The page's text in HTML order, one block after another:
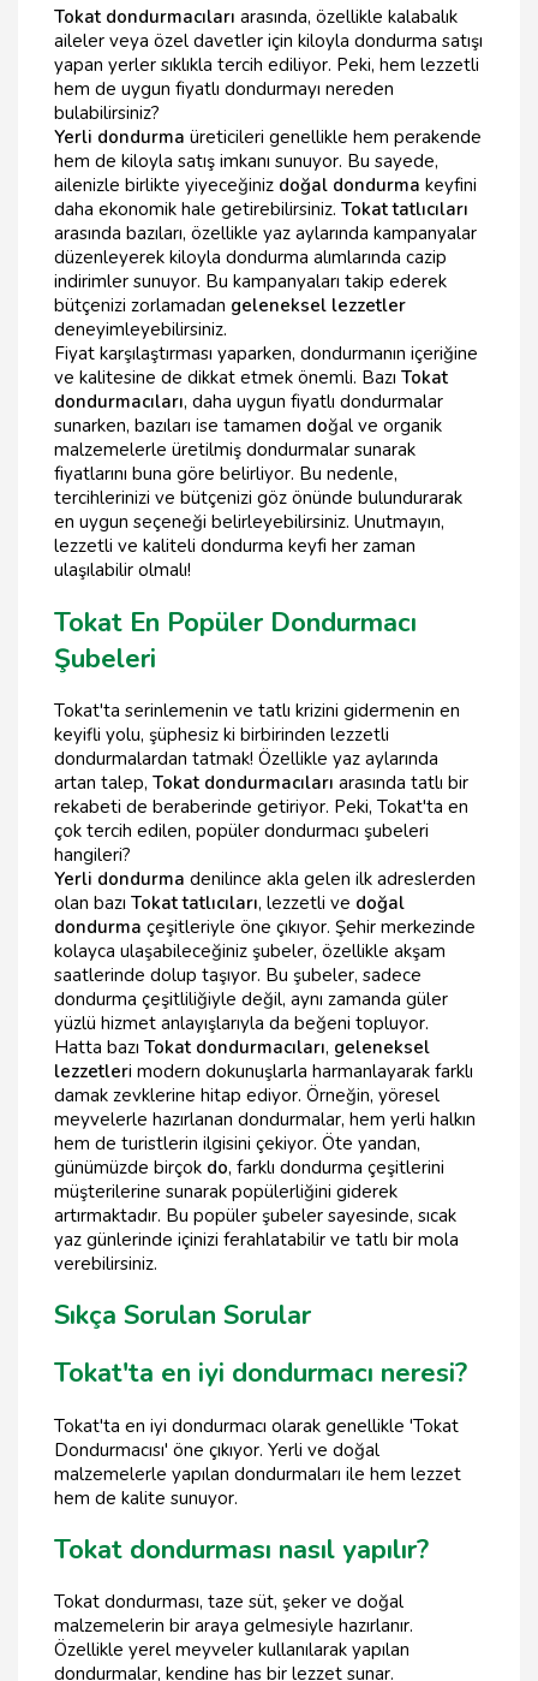
Tokat dondurmacıları arasında, özellikle kalabalık
aileler veya özel davetler için kiloyla dondurma satışı
yapan yerler sıklıkla tercih ediliyor. Peki, hem lezzetli
hem de uygun fiyatlı dondurmayı nereden
bulabilirsiniz?
Yerli dondurma üreticileri genellikle hem perakende
hem de kiloyla satış imkanı sunuyor. Bu sayede,
ailenizle birlikte yiyeceğiniz doğal dondurma keyfini
daha ekonomik hale getirebilirsiniz. Tokat tatlıcıları
arasında bazıları, özellikle yaz aylarında kampanyalar
düzenleyerek kiloyla dondurma alımlarında cazip
indirimler sunuyor. Bu kampanyaları takip ederek
bütçenizi zorlamadan geleneksel lezzetler
deneyimleyebilirsiniz.
Fiyat karşılaştırması yaparken, dondurmanın içeriğine
ve kalitesine de dikkat etmek önemli. Bazı Tokat
dondurmacıları, daha uygun fiyatlı dondurmalar
sunarken, bazıları ise tamamen doğal ve organik
malzemelerle üretilmiş dondurmalar sunarak
fiyatlarını buna göre belirliyor. Bu nedenle,
tercihlerinizi ve bütçenizi göz önünde bulundurarak
en uygun seçeneği belirleyebilirsiniz. Unutmayın,
lezzetli ve kaliteli dondurma keyfi her zaman
ulaşılabilir olmalı!
Tokat En Popüler Dondurmacı
Şubeleri
Tokat'ta serinlemenin ve tatlı krizini gidermenin en
keyifli yolu, şüphesiz ki birbirinden lezzetli
dondurmalardan tatmak! Özellikle yaz aylarında
artan talep, Tokat dondurmacıları arasında tatlı bir
rekabeti de beraberinde getiriyor. Peki, Tokat'ta en
çok tercih edilen, popüler dondurmacı şubeleri
hangileri?
Yerli dondurma denilince akla gelen ilk adreslerden
olan bazı Tokat tatlıcıları, lezzetli ve doğal
dondurma çeşitleriyle öne çıkıyor. Şehir merkezinde
kolayca ulaşabileceğiniz şubeler, özellikle akşam
saatlerinde dolup taşıyor. Bu şubeler, sadece
dondurma çeşitliliğiyle değil, aynı zamanda güler
yüzlü hizmet anlayışlarıyla da beğeni topluyor.
Hatta bazı Tokat dondurmacıları, geleneksel
lezzetleri modern dokunuşlarla harmanlayarak farklı
damak zevklerine hitap ediyor. Örneğin, yöresel
meyvelerle hazırlanan dondurmalar, hem yerli halkın
hem de turistlerin ilgisini çekiyor. Öte yandan,
günümüzde birçok do, farklı dondurma çeşitlerini
müşterilerine sunarak popülerliğini giderek
artırmaktadır. Bu popüler şubeler sayesinde, sıcak
yaz günlerinde içinizi ferahlatabilir ve tatlı bir mola
verebilirsiniz.
Sıkça Sorulan Sorular
Tokat'ta en iyi dondurmacı neresi?
Tokat'ta en iyi dondurmacı olarak genellikle 'Tokat
Dondurmacısı' öne çıkıyor. Yerli ve doğal
malzemelerle yapılan dondurmaları ile hem lezzet
hem de kalite sunuyor.
Tokat dondurması nasıl yapılır?
Tokat dondurması, taze süt, şeker ve doğal
malzemelerin bir araya gelmesiyle hazırlanır.
Özellikle yerel meyveler kullanılarak yapılan
dondurmalar, kendine has bir lezzet sunar.